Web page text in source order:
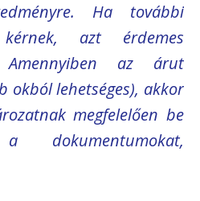
Ha további
kérnek, azt érdemes
az árut
okból lehetséges), akkor
megfelelően be